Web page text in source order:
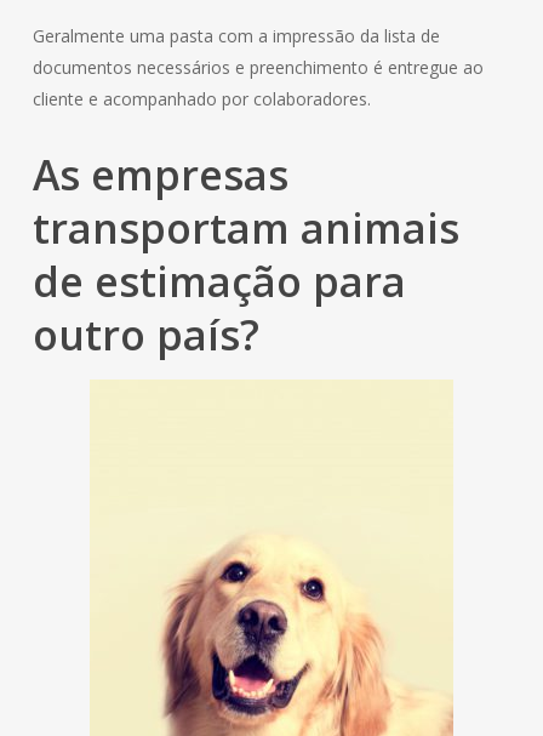
Geralmente uma pasta com a impressão da lista de
documentos necessários e preenchimento é entregue ao
cliente e acompanhado por colaboradores.
As empresas
transportam animais
de estimação para
outro país?